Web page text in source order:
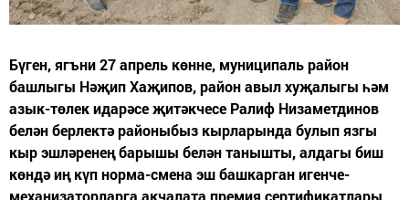
Бүген, ягъни 27 апрель көнне, муниципаль район
башлыгы Нәҗип Хаҗипов, район авыл хуҗалыгы һәм
азык-төлек идарәсе җитәкчесе Ралиф Низаметдинов
белән берлектә районыбыз кырларында булып язгы
кыр эшләренең барышы белән танышты, алдагы биш
көндә иң күп норма-смена эш башкарган игенче-
механизаторларга акчалата премия сертификатлары